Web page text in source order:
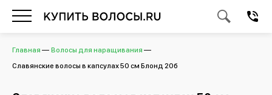
Главная
Волосы для наращивания
Славянские волосы в капсулах 50 см Блонд 20б